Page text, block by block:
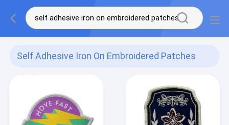
Self Adhesive Iron On Embroidered Patches